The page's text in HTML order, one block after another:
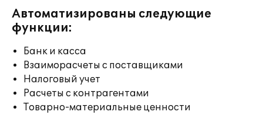
Автоматизированы следующие
функции:
Банк и касса
Взаиморасчеты с поставщиками
Налоговый учет
Расчеты с контрагентами
Товарно-материальные ценности